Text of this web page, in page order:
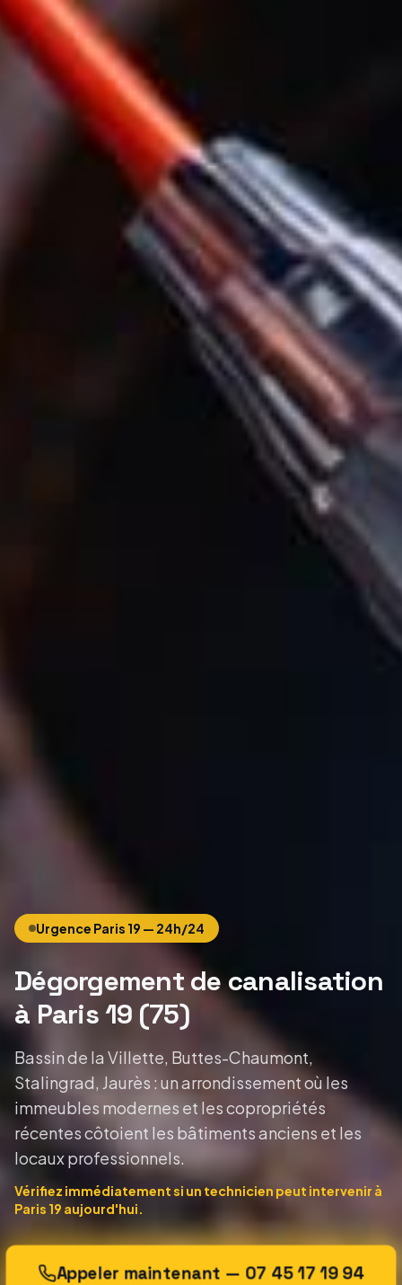
Urgence Paris 19 — 24h/24
Dégorgement de canalisation
à Paris 19 (75)
Bassin de la Villette, Buttes-Chaumont,
Stalingrad, Jaurès : un arrondissement où les
immeubles modernes et les copropriétés
récentes côtoient les bâtiments anciens et les
locaux professionnels.
Vérifiez immédiatement si un technicien peut intervenir à
Paris 19 aujourd'hui.
Appeler maintenant — 07 45 17 19 94